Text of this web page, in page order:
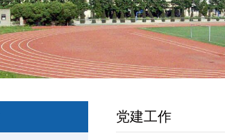
党建工作